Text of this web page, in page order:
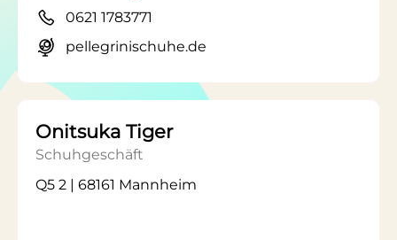
0621 1783771
pellegrinischuhe.de
Onitsuka Tiger
Schuhgeschäft
Q5 2 | 68161 Mannheim